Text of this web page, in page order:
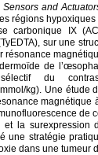
Sensors and
régions
carbonique IX
sur une
de
du
mmol/kg). Une étude
de
et la
une stratégie
dans une tumeur